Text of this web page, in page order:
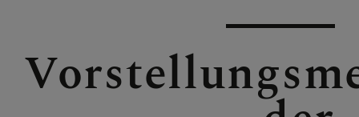
LUNZ/SEE